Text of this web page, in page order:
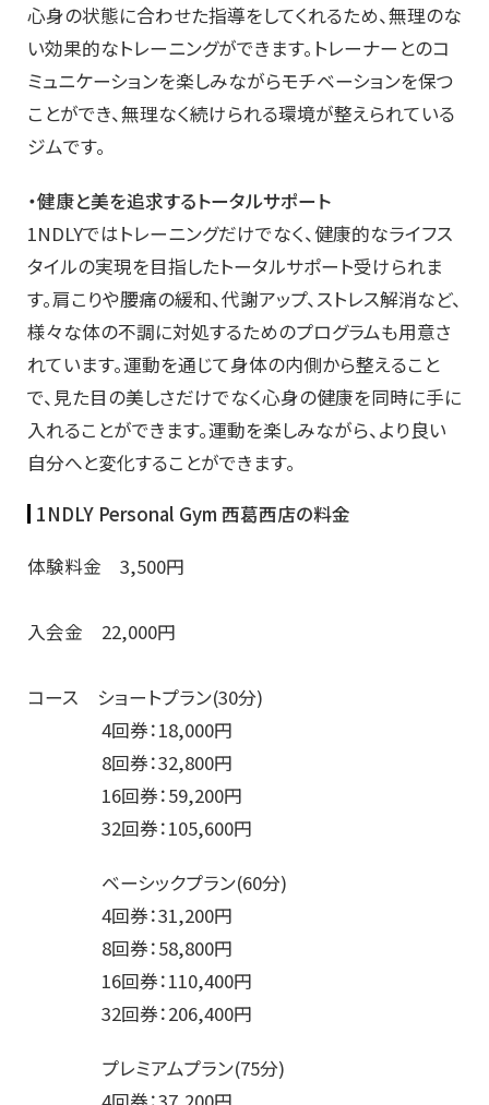
心身の状態に合わせた指導をしてくれるため、無理のな
い効果的なトレーニングができます。トレーナーとのコ
ミュニケーションを楽しみながらモチベーションを保つ
ことができ、無理なく続けられる環境が整えられている
ジムです。
・健康と美を追求するトータルサポート
1NDLYではトレーニングだけでなく、健康的なライフス
タイルの実現を目指したトータルサポート受けられま
す。肩こりや腰痛の緩和、代謝アップ、ストレス解消など、
様々な体の不調に対処するためのプログラムも用意さ
れています。運動を通じて身体の内側から整えること
で、見た目の美しさだけでなく心身の健康を同時に手に
入れることができます。運動を楽しみながら、より良い
自分へと変化することができます。
1NDLY Personal Gym 西葛西店の料金
体験料金 3,500円
入会金 22,000円
コース ショートプラン(30分)
4回券：18,000円
8回券：32,800円
16回券：59,200円
32回券：105,600円
ベーシックプラン(60分)
4回券：31,200円
8回券：58,800円
16回券：110,400円
32回券：206,400円
プレミアムプラン(75分)